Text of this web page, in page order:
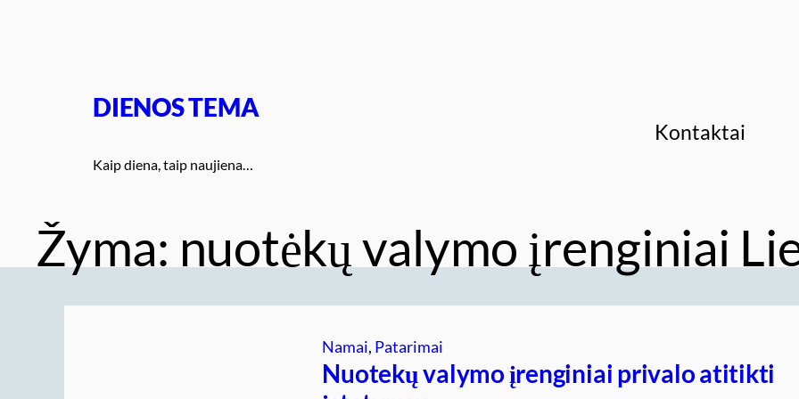
DIENOS TEMA
Kaip diena, taip naujiena…
Kontaktai
Žyma: nuotėkų valymo įrenginiai
Namai, Patarimai
Nuotekų valymo įrenginiai privalo atitikti